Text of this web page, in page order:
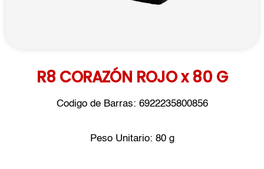
R8 CORAZÓN ROJO x 80 G
Codigo de Barras: 6922235800856
Peso Unitario: 80 g